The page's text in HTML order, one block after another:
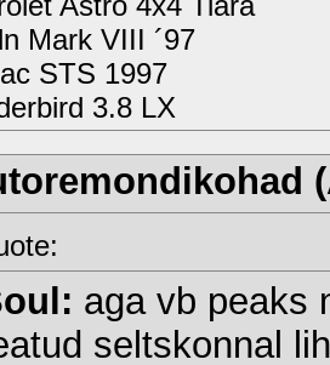
Mark VIII ´97
STS 1997
3.8 LX
aga vb peaks
seltskonnal